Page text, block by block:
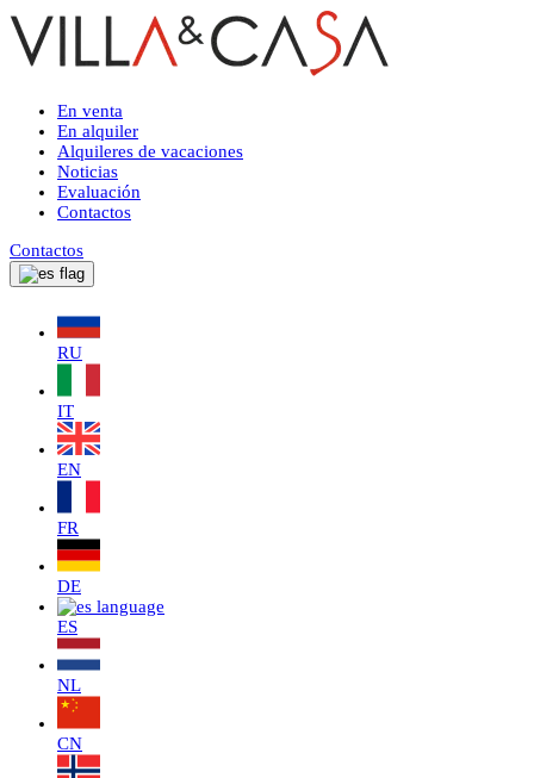
En venta
En alquiler
Alquileres de vacaciones
Noticias
Evaluación
Contactos
Contactos
RU
IT
EN
FR
DE
ES
NL
CN